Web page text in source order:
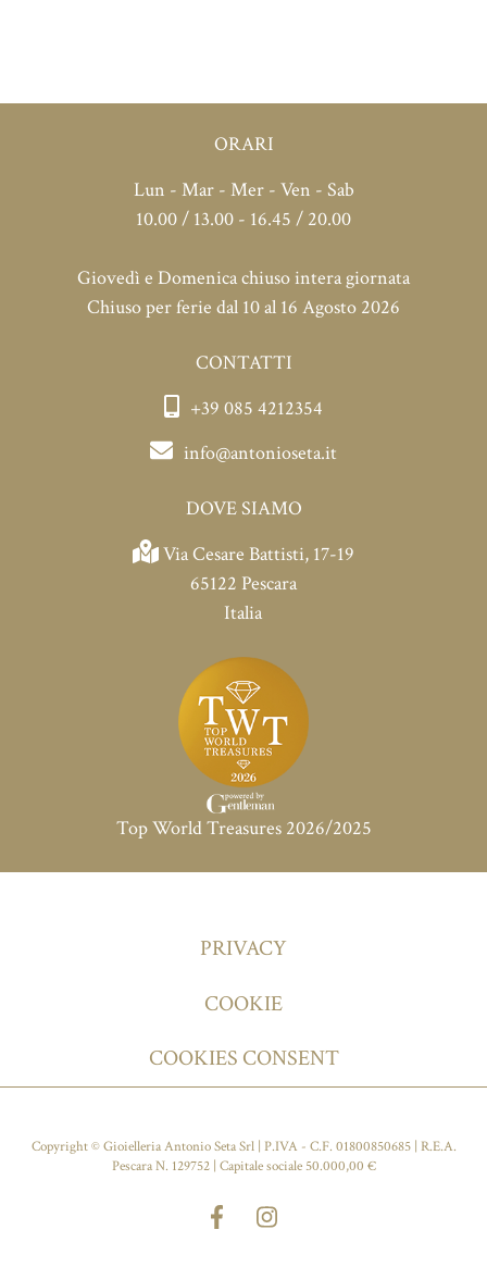
ORARI
Lun - Mar - Mer - Ven - Sab
10.00 / 13.00 - 16.45 / 20.00
Giovedì e Domenica chiuso intera giornata
Chiuso per ferie dal 10 al 16 Agosto 2026
CONTATTI
+39 085 4212354
info@antonioseta.it
DOVE SIAMO
Via Cesare Battisti, 17-19
65122 Pescara
Italia
Top World Treasures 2026/2025
PRIVACY
COOKIE
COOKIES CONSENT
Copyright © Gioielleria Antonio Seta Srl | P.IVA - C.F. 01800850685 | R.E.A.
Pescara N. 129752 | Capitale sociale 50.000,00 €